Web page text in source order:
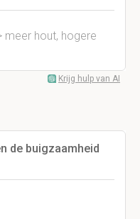
meer hout, hogere
Krijg hulp van AI
de buigzaamheid